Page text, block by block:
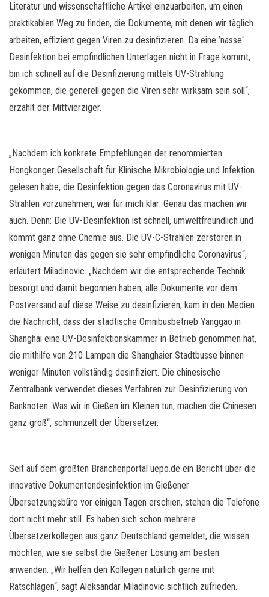
Literatur und wissenschaftliche Artikel einzuarbeiten, um einen
praktikablen Weg zu finden, die Dokumente, mit denen wir täglich
arbeiten, effizient gegen Viren zu desinfizieren. Da eine ’nasse‘
Desinfektion bei empfindlichen Unterlagen nicht in Frage kommt,
bin ich schnell auf die Desinfizierung mittels UV-Strahlung
gekommen, die generell gegen die Viren sehr wirksam sein soll“,
erzählt der Mittvierziger.
„Nachdem ich konkrete Empfehlungen der renommierten
Hongkonger Gesellschaft für Klinische Mikrobiologie und Infektion
gelesen habe, die Desinfektion gegen das Coronavirus mit UV-
Strahlen vorzunehmen, war für mich klar: Genau das machen wir
auch. Denn: Die UV-Desinfektion ist schnell, umweltfreundlich und
kommt ganz ohne Chemie aus. Die UV-C-Strahlen zerstören in
wenigen Minuten das gegen sie sehr empfindliche Coronavirus“,
erläutert Miladinovic. „Nachdem wir die entsprechende Technik
besorgt und damit begonnen haben, alle Dokumente vor dem
Postversand auf diese Weise zu desinfizieren, kam in den Medien
die Nachricht, dass der städtische Omnibusbetrieb Yanggao in
Shanghai eine UV-Desinfektionskammer in Betrieb genommen hat,
die mithilfe von 210 Lampen die Shanghaier Stadtbusse binnen
weniger Minuten vollständig desinfiziert. Die chinesische
Zentralbank verwendet dieses Verfahren zur Desinfizierung von
Banknoten. Was wir in Gießen im Kleinen tun, machen die Chinesen
ganz groß“, schmunzelt der Übersetzer.
Seit auf dem größten Branchenportal uepo.de ein Bericht über die
innovative Dokumentendesinfektion im Gießener
Übersetzungsbüro vor einigen Tagen erschien, stehen die Telefone
dort nicht mehr still. Es haben sich schon mehrere
Übersetzerkollegen aus ganz Deutschland gemeldet, die wissen
möchten, wie sie selbst die Gießener Lösung am besten
anwenden. „Wir helfen den Kollegen natürlich gerne mit
Ratschlägen“, sagt Aleksandar Miladinovic sichtlich zufrieden.